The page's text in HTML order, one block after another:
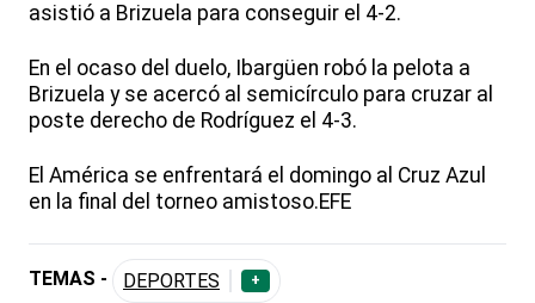
asistió a Brizuela para conseguir el 4-2.
En el ocaso del duelo, Ibargüen robó la pelota a
Brizuela y se acercó al semicírculo para cruzar al
poste derecho de Rodríguez el 4-3.
El América se enfrentará el domingo al Cruz Azul
en la final del torneo amistoso.EFE
TEMAS - DEPORTES +